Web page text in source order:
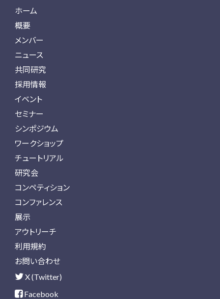
ホーム
概要
メンバー
ニュース
共同研究
採用情報
イベント
セミナー
シンポジウム
ワークショップ
チュートリアル
研究会
コンペティション
コンファレンス
展示
アウトリーチ
利用規約
お問い合わせ
X (Twitter)
Facebook